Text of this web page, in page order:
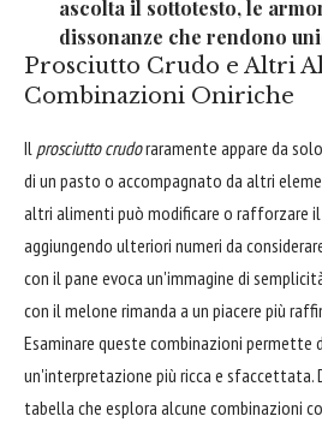
ascolta il sottotesto, le
dissonanze che rendono
Prosciutto Crudo e Altri
Combinazioni Oniriche
Il prosciutto crudoraramente appare da
di un pasto o accompagnato da altri
altri alimenti può modificare o rafforzare
aggiungendo ulteriori numeri da
con il pane evoca un'immagine di
con il melone rimanda a un piacere più
Esaminare queste combinazioni permette
un'interpretazione più ricca e sfaccettata.
tabella che esplora alcune combinazioni